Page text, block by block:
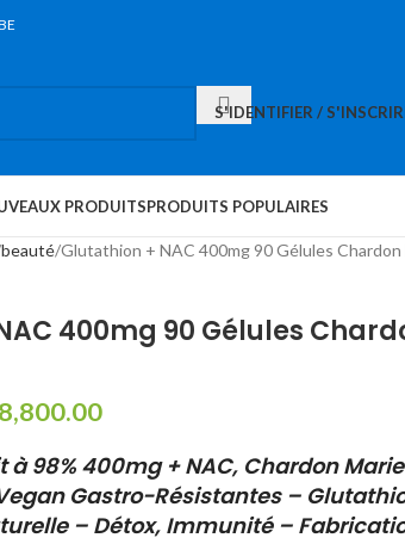
S'IDENTIFIER /
PRODUITSPRODUITS POPULAIRES
beauté Glutathion + NAC 400mg 90 Gélules Chardon
400mg 90 Gélules
8,800.00
98% 400mg + NAC, Chardon
Gastro-Résistantes –
– Détox, Immunité –